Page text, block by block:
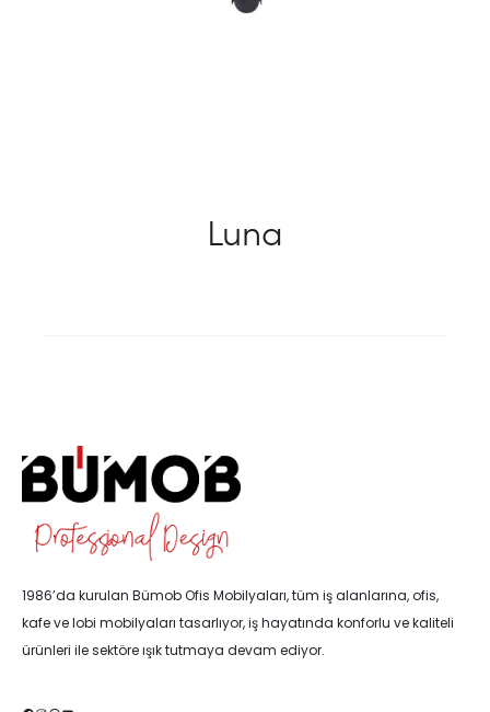
Luna
1986’da kurulan Bümob Ofis Mobilyaları, tüm iş alanlarına, ofis,
kafe ve lobi mobilyaları tasarlıyor, iş hayatında konforlu ve kaliteli
ürünleri ile sektöre ışık tutmaya devam ediyor.